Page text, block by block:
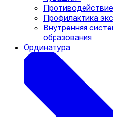
Профилактика
Внутренняя
образования
Ординатура